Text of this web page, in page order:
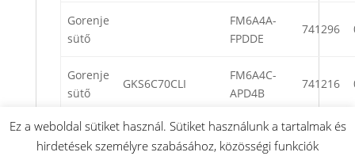
Gorenje
sütő
FM6A4A-
FPDDE
741296
Gorenje
sütő
GKS6C70CLI
FM6A4C-
APD4B
741216
Gorenje
sütő
GEC6D60WPB
FR6A4D-
BEE42
741196
Ez a weboldal sütiket használ. Sütiket használunk a tartalmak és
hirdetések személyre szabásához, közösségi funkciók